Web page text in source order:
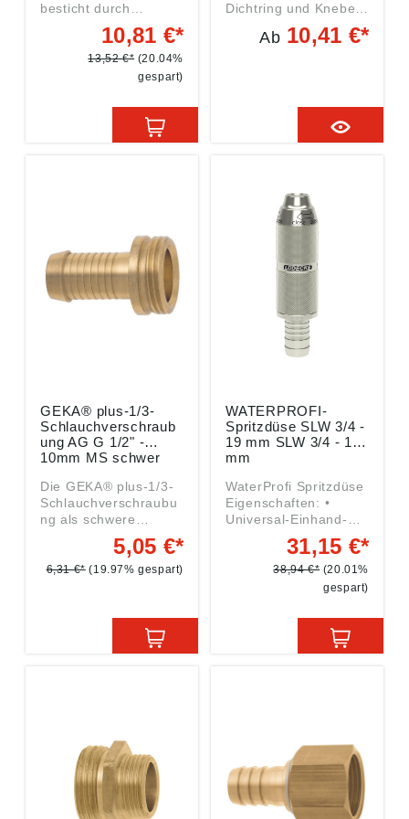
besticht durch
Handhabung. Das
GEKA® plus-
Schlauchstück ist eine
der hochwertigen und
robusten GEKA® plus-
Stecksystem-Familie
Stecksystemen und
Schlauchtypen und
unerreicht langlebig
und einfach zu
bedienen. Angaben
Oehler GmbH,
Manfred-von-
Ardenne-Allee 27,
71522 Backnang, DE,
10,81 €*
13,52 €* (20.04%
gespart)
Dichtring und Knebel-
Überwurfmutter
Messing
Produktsicherheitsver
2023/998): Karasto
Ardenne-Allee 27,
71522 Backnang, DE,
info@karasto.de
Ab 10,41 €*
GEKA® plus-1/3-
Schlauchverschraub
ung AG G 1/2" -
10mm MS schwer
Die GEKA® plus-1/3-
Schlauchverschraubu
ng als schwere
Ausführungsvariante
der GEKA®-1/3-
Schlauchverschraubu
Schläuchen an
Innengewinde
Endrippe und
markantem,
schlauchschonendem
Rippenprofil einen
festen Schlauchsitz.
5,05 €*
6,31 €* (19.97% gespart)
WATERPROFI-
Spritzdüse SLW 3/4 -
19 mm SLW 3/4 - 19
mm
WaterProfi Spritzdüse
Eigenschaften: •
Universal-Einhand-
Schnellverschlusskup
plung • Kompatibel zu
marktüblichen
Steckprofiltypen DN 9
absperrend mit freiem
Durchgang • Robust,
sicher und zuverlässig
kompakte Baugröße •
Hohe Durchflusswerte
aufgrund
größtmöglichem
Durchgang
31,15 €*
38,94 €* (20.01%
gespart)